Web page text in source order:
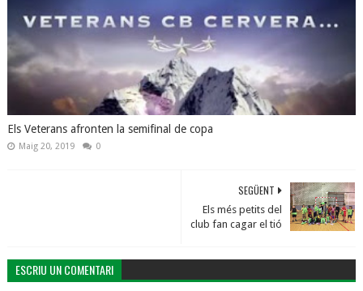
Els Veterans afronten la semifinal de copa
Maig 20, 2019 0
SEGÜENT
Els més petits del
club fan cagar el tió
ESCRIU UN COMENTARI